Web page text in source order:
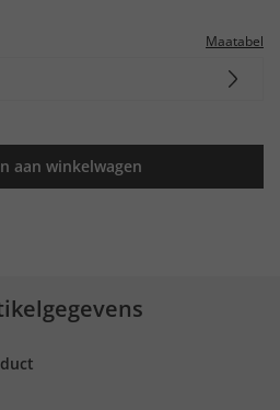
Maatabel
aan winkelwagen